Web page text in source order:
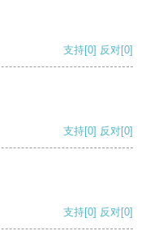
支持[0] 反对[0]
支持[0] 反对[0]
支持[0] 反对[0]